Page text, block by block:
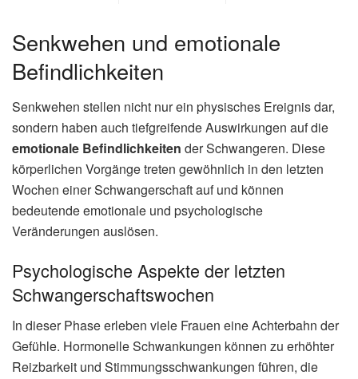
Senkwehen und emotionale
Befindlichkeiten
Senkwehen stellen nicht nur ein physisches Ereignis dar,
sondern haben auch tiefgreifende Auswirkungen auf die
emotionale Befindlichkeiten der Schwangeren. Diese
körperlichen Vorgänge treten gewöhnlich in den letzten
Wochen einer Schwangerschaft auf und können
bedeutende emotionale und psychologische
Veränderungen auslösen.
Psychologische Aspekte der letzten
Schwangerschaftswochen
In dieser Phase erleben viele Frauen eine Achterbahn der
Gefühle. Hormonelle Schwankungen können zu erhöhter
Reizbarkeit und Stimmungsschwankungen führen, die